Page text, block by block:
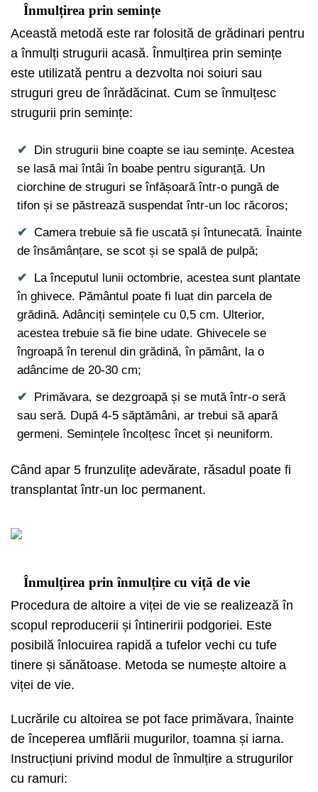
Înmulțirea prin semințe
Această metodă este rar folosită de grădinari pentru
a înmulți strugurii acasă. Înmulțirea prin semințe
este utilizată pentru a dezvolta noi soiuri sau
struguri greu de înrădăcinat. Cum se înmulțesc
strugurii prin semințe:
Din strugurii bine coapte se iau semințe. Acestea
se lasă mai întâi în boabe pentru siguranță. Un
ciorchine de struguri se înfășoară într-o pungă de
tifon și se păstrează suspendat într-un loc răcoros;
Camera trebuie să fie uscată și întunecată. Înainte
de însămânțare, se scot și se spală de pulpă;
La începutul lunii octombrie, acestea sunt plantate
în ghivece. Pământul poate fi luat din parcela de
grădină. Adânciți semințele cu 0,5 cm. Ulterior,
acestea trebuie să fie bine udate. Ghivecele se
îngroapă în terenul din grădină, în pământ, la o
adâncime de 20-30 cm;
Primăvara, se dezgroapă și se mută într-o seră
sau seră. După 4-5 săptămâni, ar trebui să apară
germeni. Semințele încolțesc încet și neuniform.
Când apar 5 frunzulițe adevărate, răsadul poate fi
transplantat într-un loc permanent.
Înmulțirea prin înmulțire cu viță de vie
Procedura de altoire a viței de vie se realizează în
scopul reproducerii și întineririi podgoriei. Este
posibilă înlocuirea rapidă a tufelor vechi cu tufe
tinere și sănătoase. Metoda se numește altoire a
viței de vie.
Lucrările cu altoirea se pot face primăvara, înainte
de începerea umflării mugurilor, toamna și iarna.
Instrucțiuni privind modul de înmulțire a strugurilor
cu ramuri: